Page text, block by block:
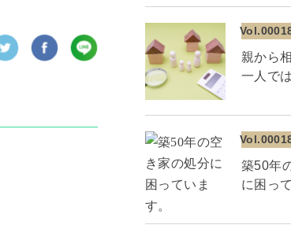
親から
一人で
築50年
に困っ